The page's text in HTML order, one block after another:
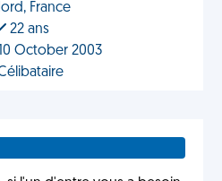
France
22 ans
October 2003